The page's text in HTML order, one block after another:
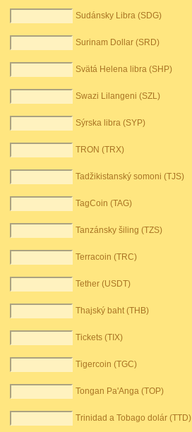
Sudánsky Libra (SDG)
Surinam Dollar (SRD)
Svätá Helena libra (SHP)
Swazi Lilangeni (SZL)
Sýrska libra (SYP)
TRON (TRX)
Tadžikistanský somoni (TJS)
TagCoin (TAG)
Tanzánsky šiling (TZS)
Terracoin (TRC)
Tether (USDT)
Thajský baht (THB)
Tickets (TIX)
Tigercoin (TGC)
Tongan Pa'Anga (TOP)
Trinidad a Tobago dolár (TTD)